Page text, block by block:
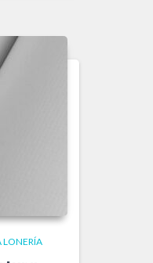
LONERÍA